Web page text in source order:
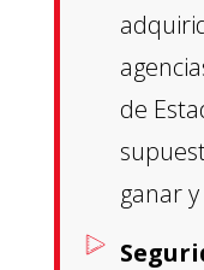
de
ganar